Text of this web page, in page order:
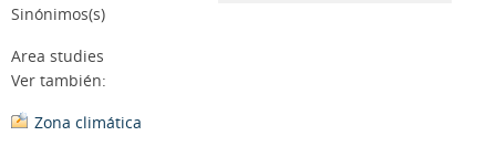
Sinónimos(s)
Area studies
Ver también:
Zona climática